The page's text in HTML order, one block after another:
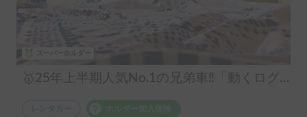
🥇25年上半期人気No.1の兄弟車‼️「動くログハウス🪵」【カップルに大人気✨】【ペット旅🐕】📌内容充実なのに格安の「オリジナル保険プラン」を準備👍
レンタカー